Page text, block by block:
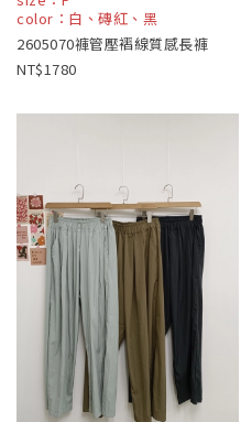
color：白、磚紅、黑
2605070褲管壓褶線質感長褲
1780